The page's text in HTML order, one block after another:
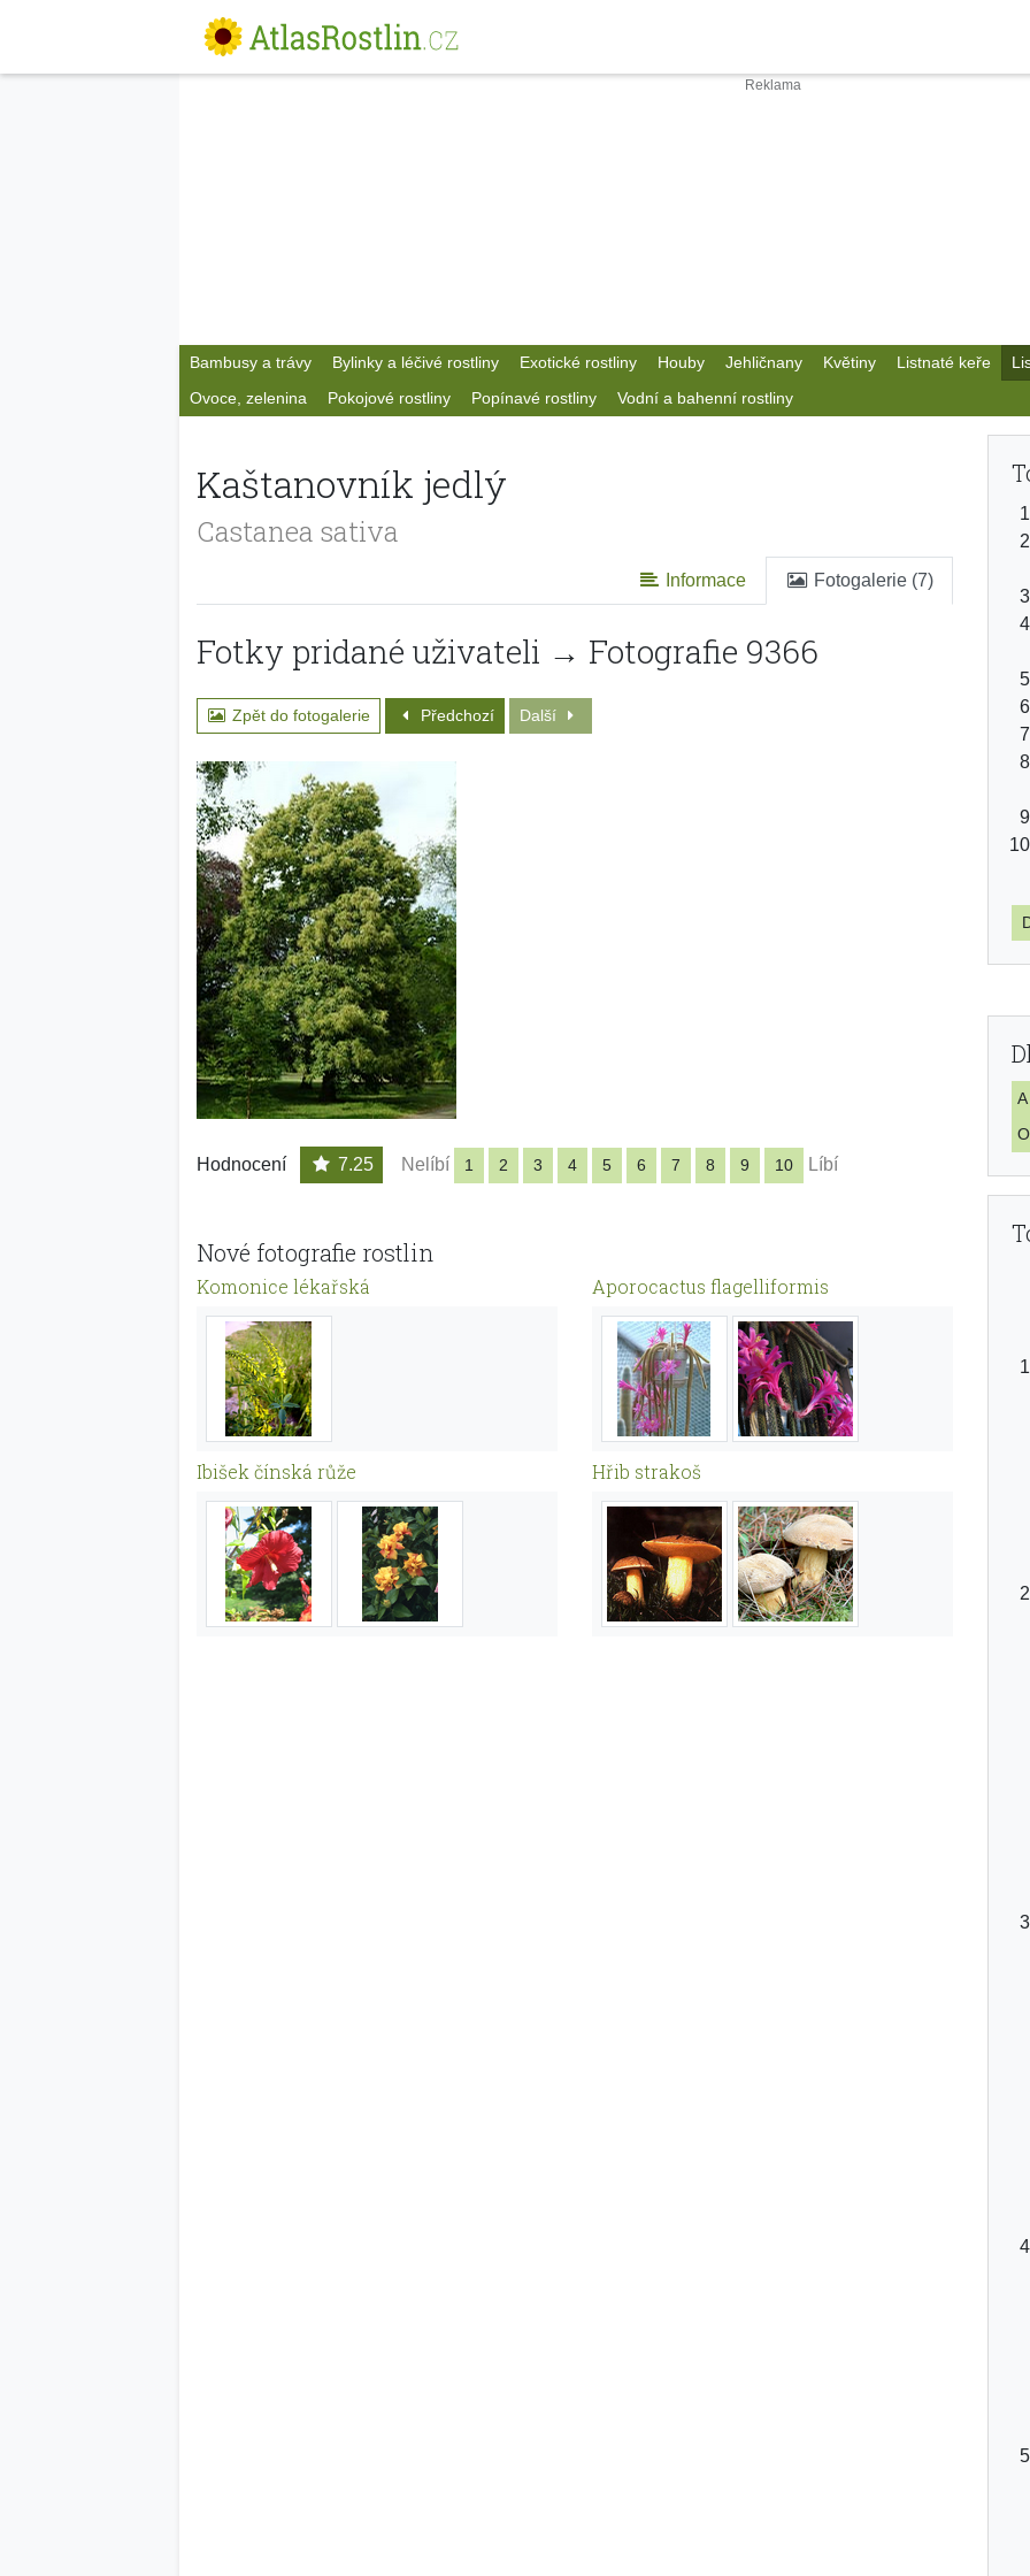
Bambusy a trávy Bylinky a léčivé rostliny Exotické rostliny Houby Jehličnany Květiny Listnaté keře
Ovoce, zelenina
Pokojové rostliny Popínavé rostliny Vodní a bahenní rostliny
Kaštanovník jedlý
Castanea sativa
Informace Fotogalerie (7)
Fotky pridané uživateli → Fotografie 9366
Zpět do fotogalerie Předchozí Další
Hodnocení 7.25 Nelíbí 1 2 3 4 5 6 7 8 9 10 Líbí
Nové fotografie rostlin
Komonice lékařská Aporocactus flagelliformis
Ibišek čínská růže Hřib strakoš
A
O